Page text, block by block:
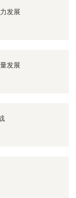
发展
发展